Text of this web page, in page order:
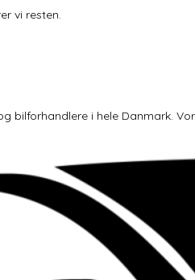
vi resten.
i hele Danmark.